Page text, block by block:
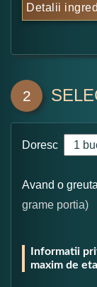
Detalii
2
Doresc
Avand o
grame portia)
Informatii
maxim de